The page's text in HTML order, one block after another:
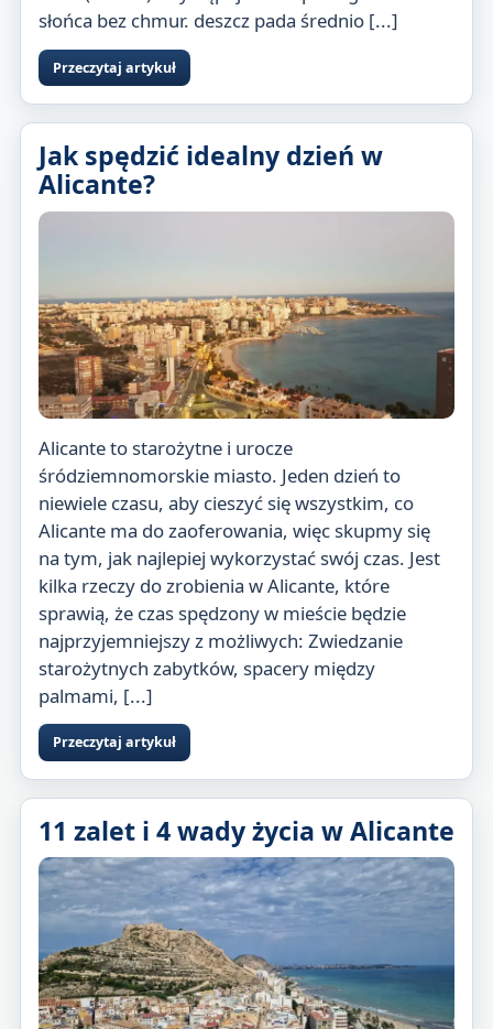
słońca bez chmur. deszcz pada średnio [...]
Przeczytaj artykuł
Jak spędzić idealny dzień w
Alicante?
Alicante to starożytne i urocze
śródziemnomorskie miasto. Jeden dzień to
niewiele czasu, aby cieszyć się wszystkim, co
Alicante ma do zaoferowania, więc skupmy się
na tym, jak najlepiej wykorzystać swój czas. Jest
kilka rzeczy do zrobienia w Alicante, które
sprawią, że czas spędzony w mieście będzie
najprzyjemniejszy z możliwych: Zwiedzanie
starożytnych zabytków, spacery między
palmami, [...]
Przeczytaj artykuł
11 zalet i 4 wady życia w Alicante